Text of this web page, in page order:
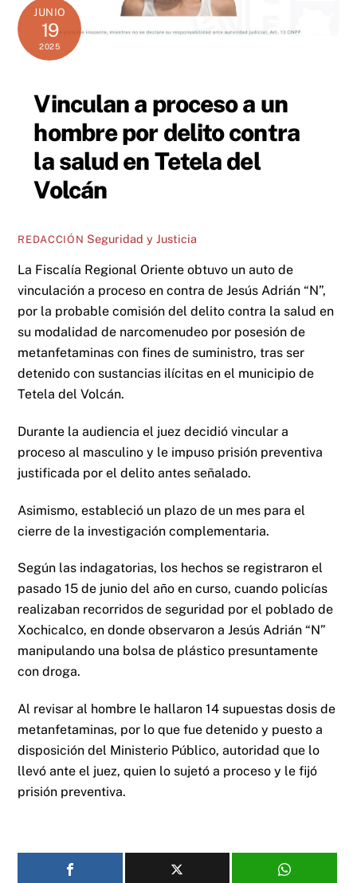
JUNIO
19
2025
Vinculan a proceso a un
hombre por delito contra
la salud en Tetela del
Volcán
REDACCIÓN Seguridad y Justicia
La Fiscalía Regional Oriente obtuvo un auto de
vinculación a proceso en contra de Jesús Adrián “N”,
por la probable comisión del delito contra la salud en
su modalidad de narcomenudeo por posesión de
metanfetaminas con fines de suministro, tras ser
detenido con sustancias ilícitas en el municipio de
Tetela del Volcán.
Durante la audiencia el juez decidió vincular a
proceso al masculino y le impuso prisión preventiva
justificada por el delito antes señalado.
Asimismo, estableció un plazo de un mes para el
cierre de la investigación complementaria.
Según las indagatorias, los hechos se registraron el
pasado 15 de junio del año en curso, cuando policías
realizaban recorridos de seguridad por el poblado de
Xochicalco, en donde observaron a Jesús Adrián “N”
manipulando una bolsa de plástico presuntamente
con droga.
Al revisar al hombre le hallaron 14 supuestas dosis de
metanfetaminas, por lo que fue detenido y puesto a
disposición del Ministerio Público, autoridad que lo
llevó ante el juez, quien lo sujetó a proceso y le fijó
prisión preventiva.